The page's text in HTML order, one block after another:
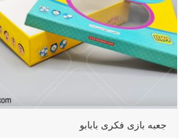
جعبه بازی فکری بابابو